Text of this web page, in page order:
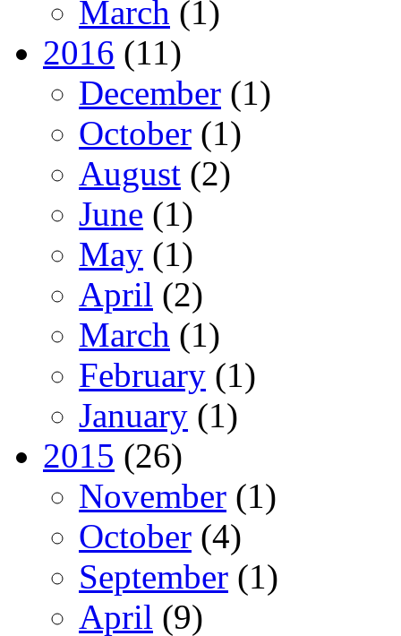
March (1)
2016 (11)
December (1)
October (1)
August (2)
June (1)
May (1)
April (2)
March (1)
February (1)
January (1)
2015 (26)
November (1)
October (4)
September (1)
April (9)